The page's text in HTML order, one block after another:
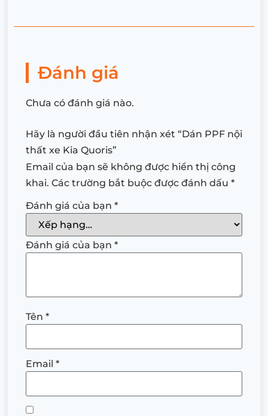
Đánh giá
Chưa có đánh giá nào.
Hãy là người đầu tiên nhận xét “Dán PPF nội
thất xe Kia Quoris”
Email của bạn sẽ không được hiển thị công
khai. Các trường bắt buộc được đánh dấu *
Đánh giá của bạn *
Đánh giá của bạn *
Tên *
Email *